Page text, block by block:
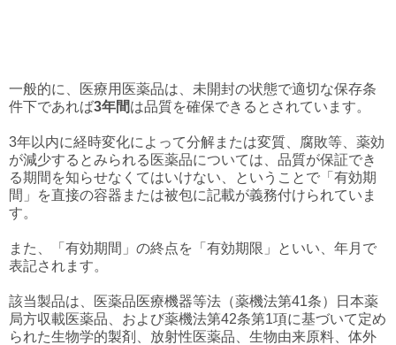
一般的に、医療用医薬品は、未開封の状態で適切な保存条
件下であれば3年間は品質を確保できるとされています。
3年以内に経時変化によって分解または変質、腐敗等、薬効
が減少するとみられる医薬品については、品質が保証でき
る期間を知らせなくてはいけない、ということで「有効期
間」を直接の容器または被包に記載が義務付けられていま
す。
また、「有効期間」の終点を「有効期限」といい、年月で
表記されます。
該当製品は、医薬品医療機器等法（薬機法第41条）日本薬
局方収載医薬品、および薬機法第42条第1項に基づいて定め
られた生物学的製剤、放射性医薬品、生物由来原料、体外